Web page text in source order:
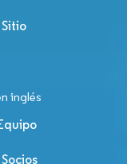
inglés